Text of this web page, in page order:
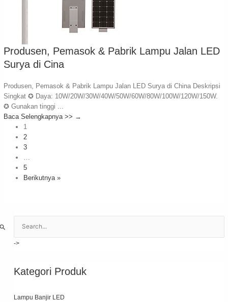
Produsen, Pemasok & Pabrik Lampu Jalan LED
Surya di Cina
Produsen, Pemasok & Pabrik Lampu Jalan LED Surya di China Deskripsi
Singkat ✪ Daya: 10W/20W/30W/40W/50W/60W/80W/100W/120W/150W.
✪ Gunakan tinggi ...
Baca Selengkapnya >> →
1
2
3
5
Berikutnya »
r
u
Kategori Produk
Lampu Banjir LED